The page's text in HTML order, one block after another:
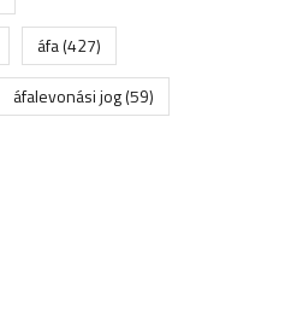
áfa(427)
áfalevonási jog(59)